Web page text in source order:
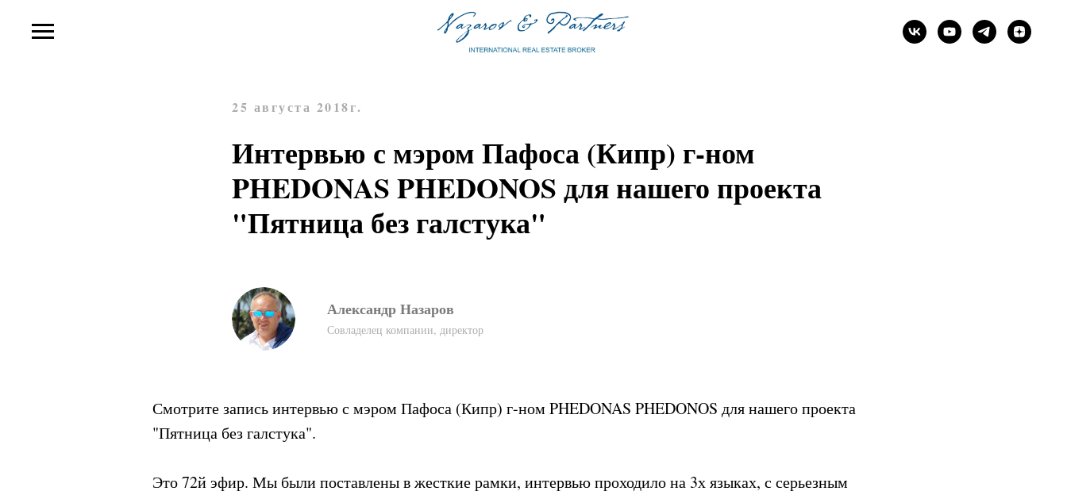
25 августа 2018г.
Интервью с мэром Пафоса (Кипр) г-ном
PHEDONAS PHEDONOS для нашего проекта
"Пятница без галстука"
Александр Назаров
Совладелец компании, директор
Смотрите запись интервью с мэром Пафоса (Кипр) г-ном PHEDONAS PHEDONOS для нашего проекта
"Пятница без галстука".
Это 72й эфир. Мы были поставлены в жесткие рамки, интервью проходило на 3х языках, с серьезным